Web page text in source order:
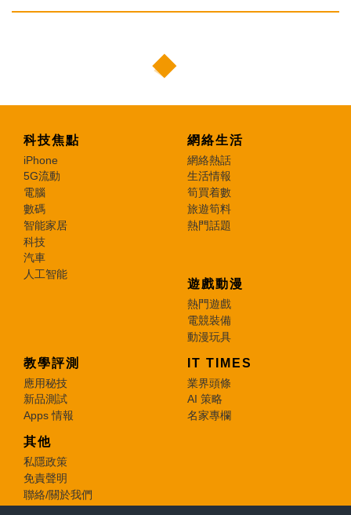
科技焦點
iPhone
5G流動
電腦
數碼
智能家居
科技
汽車
人工智能
網絡生活
網絡熱話
生活情報
筍買着數
旅遊筍料
熱門話題
遊戲動漫
熱門遊戲
電競裝備
動漫玩具
教學評測
應用秘技
新品測試
Apps 情報
IT TIMES
業界頭條
AI 策略
名家專欄
其他
私隱政策
免責聲明
聯絡/關於我們